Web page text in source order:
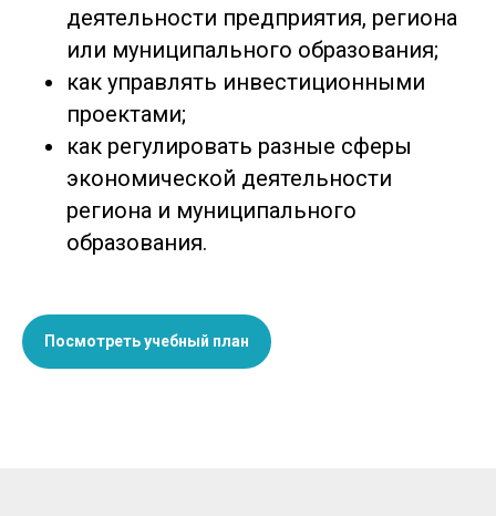
деятельности предприятия, региона
или муниципального образования;
как управлять инвестиционными
проектами;
как регулировать разные сферы
экономической деятельности
региона и муниципального
образования.
Посмотреть учебный план